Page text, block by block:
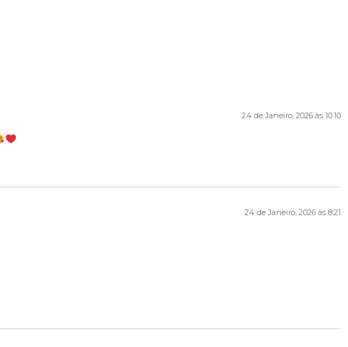
24 de Janeiro, 2026 às 10:10
24 de Janeiro, 2026 às 8:21